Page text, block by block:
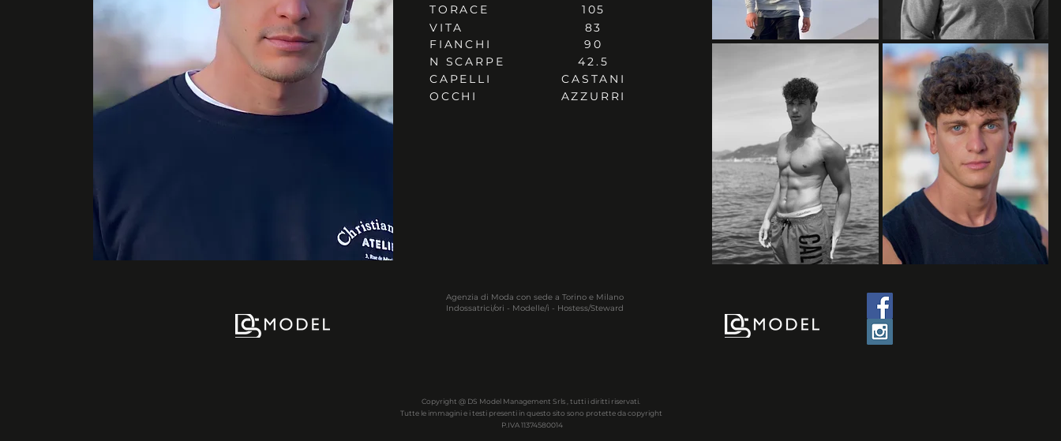
105
83
90
42.5
CASTANI
AZZURRI
TORACE
VITA
FIANCHI
N SCARPE
CAPELLI
OCCHI
Agenzia di Moda con sede a Torino e Milano
Indossatrici/ori - Modelle/i - Hostess/Steward
Copyright @ DS Model Management Srls , tutti i diritti riservati.
Tutte le immagini e i testi presenti in questo sito sono protette da copyright
P.IVA 11374580014